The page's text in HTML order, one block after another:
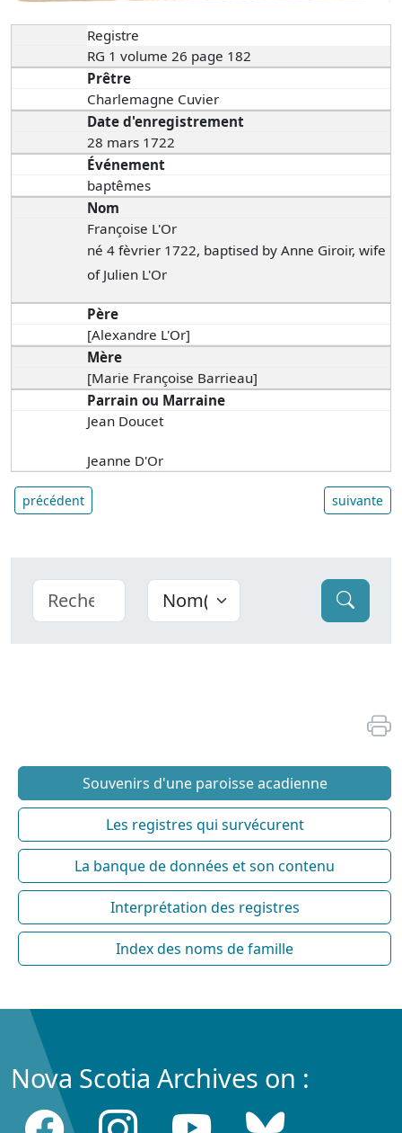
Registre
RG 1 volume 26 page 182
Prêtre
Charlemagne Cuvier
Date d'enregistrement
28 mars 1722
Événement
baptêmes
Nom
Françoise L'Or
né 4 fèvrier 1722, baptised by Anne Giroir, wife
of Julien L'Or
Père
[Alexandre L'Or]
Mère
[Marie Françoise Barrieau]
Parrain ou Marraine
Jean Doucet
Jeanne D'Or
précédent suivante
Souvenirs d'une paroisse acadienne
Les registres qui survécurent
La banque de données et son contenu
Interprétation des registres
Index des noms de famille
Nova Scotia Archives on :